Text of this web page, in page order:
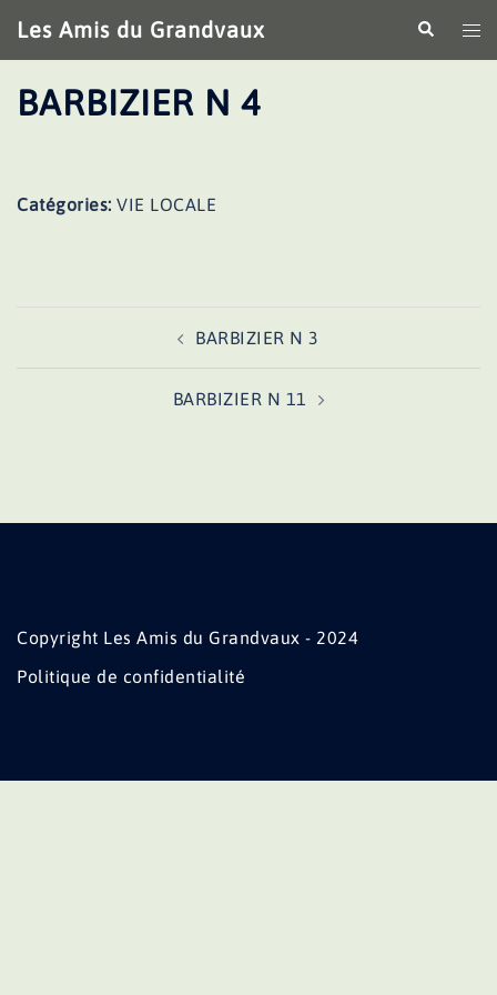
au
contenu
Les Amis du Grandvaux
le
BARBIZIER N 4
Catégories: VIE LOCALE
BARBIZIER N 3
BARBIZIER N 11
Copyright Les Amis du Grandvaux - 2024
Politique de confidentialité